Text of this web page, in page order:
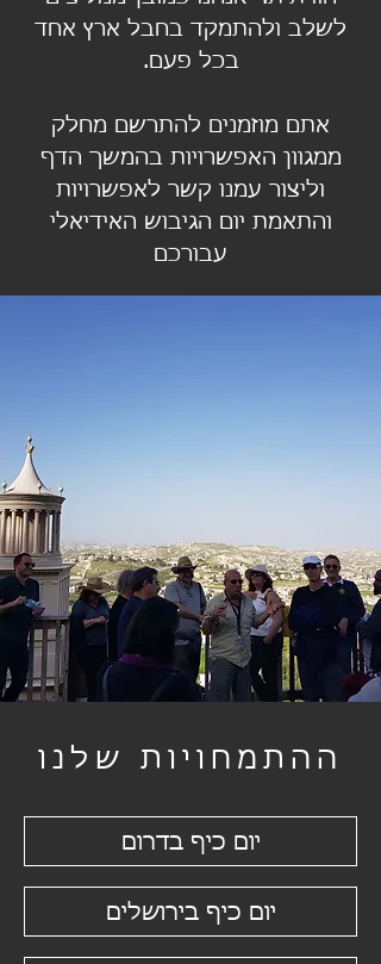
לשלב ולהתמקד בחבל ארץ אחד
בכל פעם.
אתם מוזמנים להתרשם מחלק
ממגוון האפשרויות בהמשך הדף
וליצור עמנו קשר לאפשרויות
והתאמת יום הגיבוש האידיאלי
עבורכם
ההתמחויות שלנו
יום כיף בדרום
יום כיף בירושלים